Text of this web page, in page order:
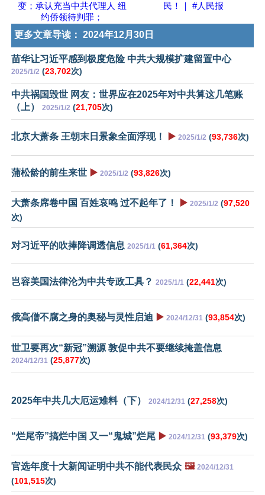
变；承认充当中共代理人 纽
约侨领待判罪；
民！｜ #人民报
更多文章导读： 2024年12月30日
苗华让习近平感到极度危险 中共大规模扩建留置中心
2025/1/2 (23,702次)
中共祸国毁世 网友：世界应在2025年对中共算这几笔账
（上）
2025/1/2 (21,705次)
北京大萧条 王朝末日景象全面浮现！ ▶️ 2025/1/2 (93,736次)
蒲松龄的前生来世 ▶️ 2025/1/2 (93,826次)
大萧条席卷中国 百姓哀鸣 过不起年了！ ▶️ 2025/1/2 (97,520
次)
对习近平的吹捧降调透信息 2025/1/1 (61,364次)
岂容美国法律沦为中共专政工具？ 2025/1/1 (22,441次)
俄高僧不腐之身的奥秘与灵性启迪 ▶️ 2024/12/31 (93,854次)
世卫要再次“新冠”溯源 敦促中共不要继续掩盖信息
2024/12/31 (25,877次)
2025年中共几大厄运难料（下） 2024/12/31 (27,258次)
“烂尾帝”搞烂中国 又一“鬼城”烂尾 ▶️ 2024/12/31 (93,379次)
官选年度十大新闻证明中共不能代表民众 🖼️ 2024/12/31
(101,515次)